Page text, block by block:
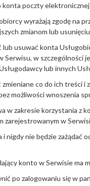
poczty elektronicznej
wyrażają zgodę na
zmianom lub
lub usuwać konta
Serwisu, w szczególności
lub innych
co do ich treści
możliwości wnoszenia
w zakresie korzystania z
zarejestrowanym w
i nigdy nie będzie zażądać
konto w Serwisie ma
po zalogowaniu się w